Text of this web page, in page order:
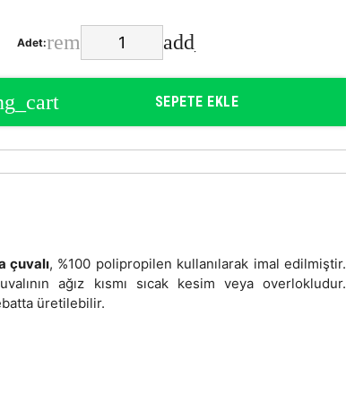
Adet:
SEPETE EKLE
çuvalı, %100 polipropilen kullanılarak imal edilmiştir.
ağız kısmı sıcak kesim veya overlokludur.
üretilebilir.